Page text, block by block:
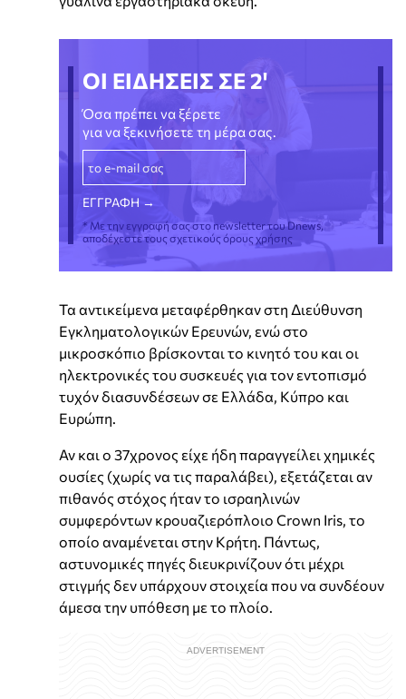
ΟΙ ΕΙΔΗΣΕΙΣ ΣΕ 2'
Όσα πρέπει να ξέρετε
για να ξεκινήσετε τη μέρα σας.
* Με την εγγραφή σας στο newsletter του Dnews,
αποδέχεστε τους σχετικούς όρους χρήσης
Τα αντικείμενα μεταφέρθηκαν στη Διεύθυνση
Εγκληματολογικών Ερευνών, ενώ στο
μικροσκόπιο βρίσκονται το κινητό του και οι
ηλεκτρονικές του συσκευές για τον εντοπισμό
τυχόν διασυνδέσεων σε Ελλάδα, Κύπρο και
Ευρώπη.
Αν και ο 37χρονος είχε ήδη παραγγείλει χημικές
ουσίες (χωρίς να τις παραλάβει), εξετάζεται αν
πιθανός στόχος ήταν το ισραηλινών
συμφερόντων κρουαζιερόπλοιο Crown Iris, το
οποίο αναμένεται στην Κρήτη. Πάντως,
αστυνομικές πηγές διευκρινίζουν ότι μέχρι
στιγμής δεν υπάρχουν στοιχεία που να συνδέουν
άμεσα την υπόθεση με το πλοίο.